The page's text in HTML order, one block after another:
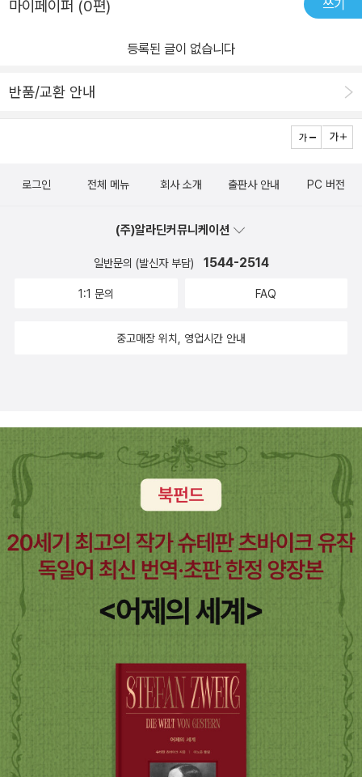
마이페이퍼 (0편) 쓰기
등록된 글이 없습니다
반품/교환 안내
로그인 전체 메뉴 회사 소개 출판사 안내 PC 버전
(주)알라딘커뮤니케이션
일반문의 (발신자 부담) 1544-2514
1:1 문의 FAQ
중고매장 위치, 영업시간 안내